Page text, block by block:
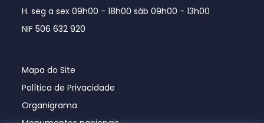
H. seg a sex 09h00 - 18h00 sáb 09h00 - 13h00
NIF 506 632 920
Mapa do Site
Política de Privacidade
Organigrama